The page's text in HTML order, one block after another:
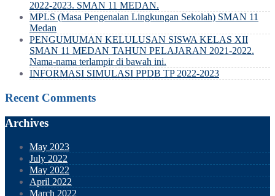
2022-2023. SMAN 11 MEDAN.
MPLS (Masa Pengenalan Lingkungan Sekolah) SMAN 11
Medan
PENGUMUMAN KELULUSAN SISWA KELAS XII
SMAN 11 MEDAN TAHUN PELAJARAN 2021-2022.
Nama-nama terlampir di bawah ini.
INFORMASI SIMULASI PPDB TP 2022-2023
Recent Comments
Archives
May 2023
July 2022
May 2022
April 2022
March 2022